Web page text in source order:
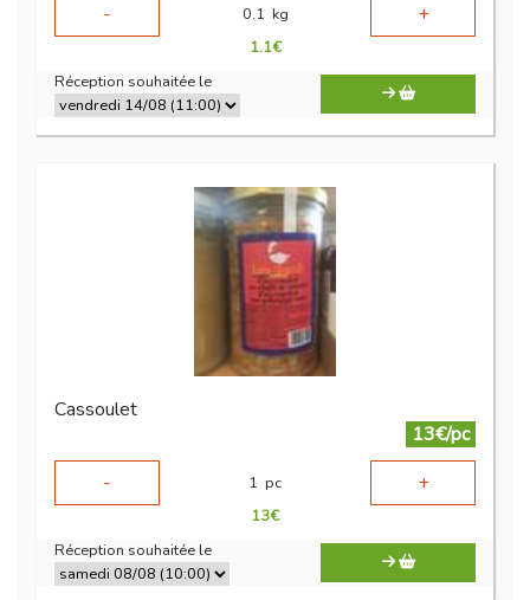
-
0.1 kg +
1.1€
Réception souhaitée le
Cassoulet
13€/pc
-
1 pc +
13€
Réception souhaitée le